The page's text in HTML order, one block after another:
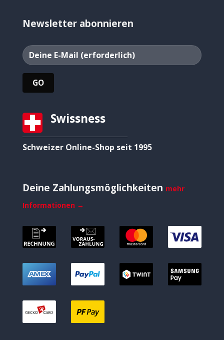
Newsletter abonnieren
Swissness
Schweizer Online-Shop seit 1995
Deine Zahlungsmöglichkeiten mehr
Informationen →